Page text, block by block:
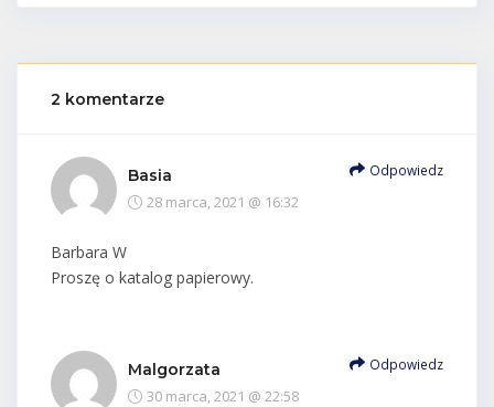
2 komentarze
Basia
28 marca, 2021 @ 16:32
Odpowiedz
Barbara W
Proszę o katalog papierowy.
Malgorzata
30 marca, 2021 @ 22:58
Odpowiedz